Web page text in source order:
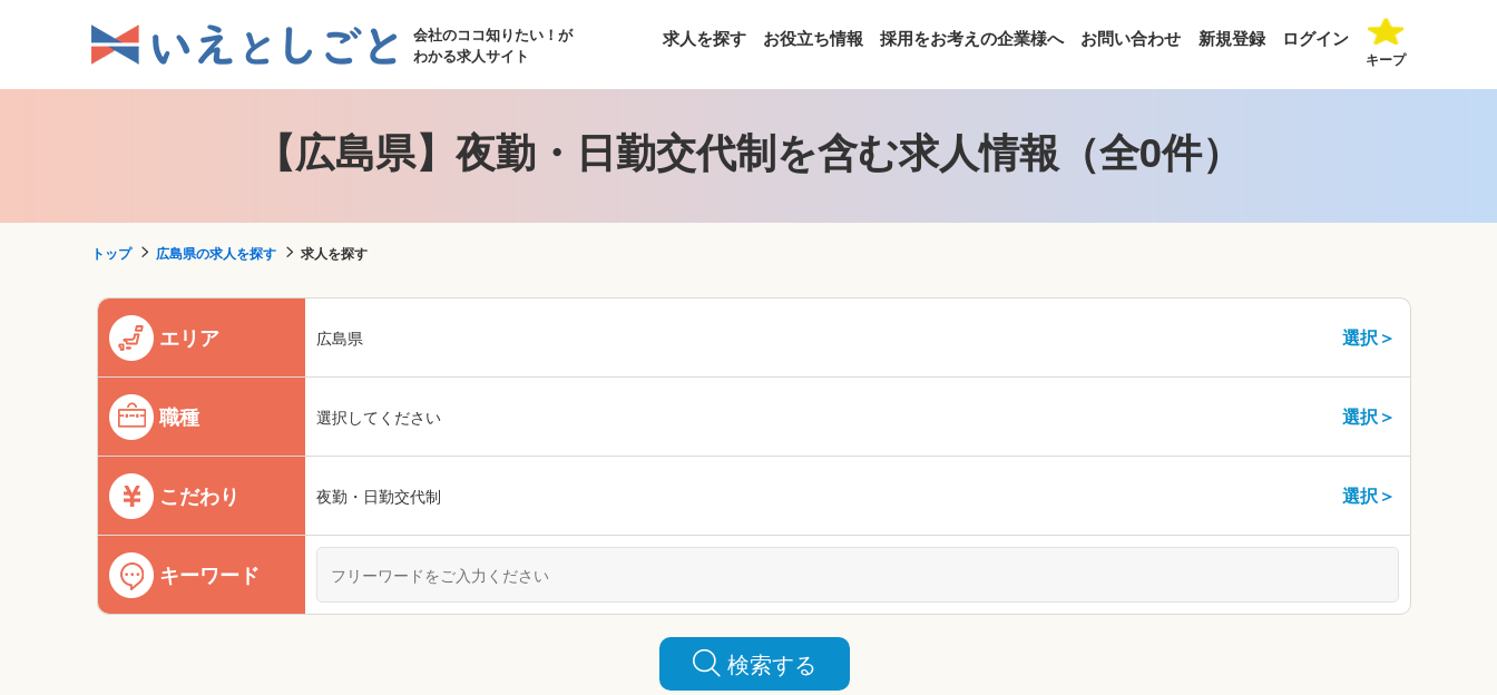
会社のココ知りたい！が
わかる求人サイト
求人を探す お役立ち情報 採用をお考えの企業様へ お問い合わせ 新規登録 ログイン
キープ
【広島県】夜勤・日勤交代制を含む求人情報（全0件）
トップ 広島県の求人を探す 求人を探す
エリア 広島県 選択＞
職種 選択してください 選択＞
こだわり 夜勤・日勤交代制 選択＞
キーワード
検索する